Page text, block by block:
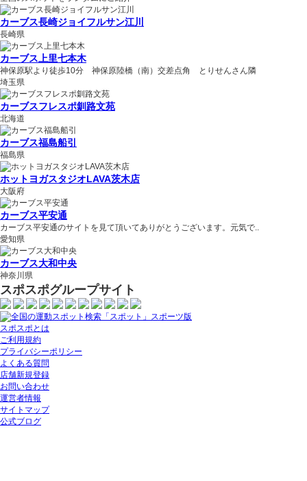
カーブス長崎ジョイフルサン江川
長崎県
カーブス上里七本木
神保原駅より徒歩10分 神保原陸橋（南）交差点角 とりせんさん隣
埼玉県
カーブスフレスポ釧路文苑
北海道
カーブス福島船引
福島県
ホットヨガスタジオLAVA茨木店
大阪府
カーブス平安通
カーブス平安通のサイトを見て頂いてありがとうございます。元気で..
愛知県
カーブス大和中央
神奈川県
スポスポグループサイト
スポスポとは
ご利用規約
プライバシーポリシー
よくある質問
店舗新規登録
お問い合わせ
運営者情報
サイトマップ
公式ブログ